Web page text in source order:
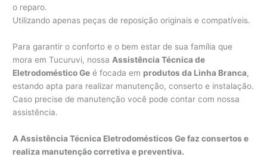
o reparo.
Utilizando apenas peças de reposição originais e compatíveis.
Para garantir o conforto e o bem estar de sua família que
mora em Tucuruvi, nossa Assistência Técnica de
Eletrodoméstico Ge é focada em produtos da Linha Branca,
estando apta para realizar manutenção, conserto e instalação.
Caso precise de manutenção você pode contar com nossa
assistência.
A Assistência Técnica Eletrodomésticos Ge faz consertos e
realiza manutenção corretiva e preventiva.